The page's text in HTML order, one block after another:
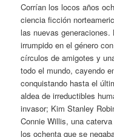
Corrían los locos años
ciencia ficción
las nuevas
irrumpido en el género
círculos de amigotes y
todo el mundo, cayendo
conquistando hasta el
aldea de irreductibles
invasor; Kim Stanley
Connie Willis, una
los ochenta que se